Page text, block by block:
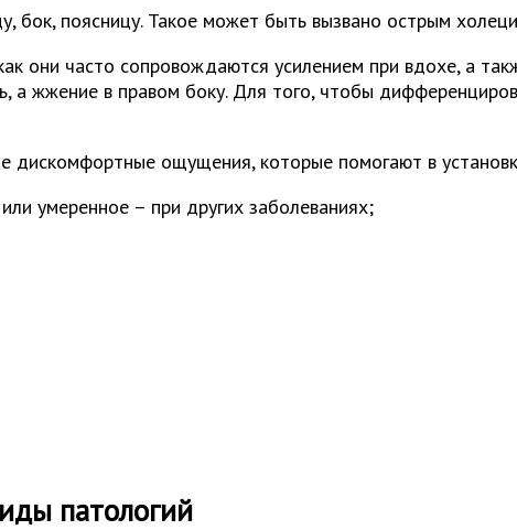
бок, поясницу. Такое может быть вызвано острым
они часто сопровождаются усилением при вдохе, а
жжение в правом боку. Для того, чтобы
дискомфортные ощущения, которые помогают в
умеренное – при других заболеваниях;
патологий